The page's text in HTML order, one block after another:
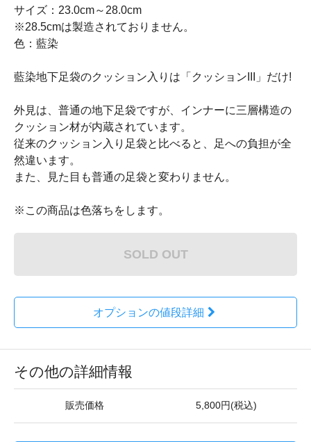
サイズ：23.0cm～28.0cm
※28.5cmは製造されておりません。
色：藍染
藍染地下足袋のクッション入りは「クッションIII」だけ!
外見は、普通の地下足袋ですが、インナーに三層構造の
クッション材が内蔵されています。
従来のクッション入り足袋と比べると、足への負担が全
然違います。
また、見た目も普通の足袋と変わりません。
※この商品は色落ちをします。
SOLD OUT
オプションの値段詳細
その他の詳細情報
販売価格 5,800円(税込)